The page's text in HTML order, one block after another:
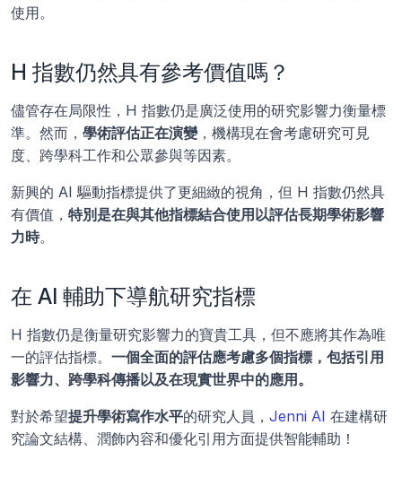
使用。
H 指數仍然具有參考價值嗎？
儘管存在局限性，H 指數仍是廣泛使用的研究影響力衡量標
準。然而， 學術評估正在演變，機構現在會考慮研究可見
度、跨學科工作和公眾參與等因素。
新興的 AI 驅動指標提供了更細緻的視角，但 H 指數仍然具
有價值， 特別是在與其他指標結合使用以評估長期學術影響
力時。
在 AI 輔助下導航研究指標
H 指數仍是衡量研究影響力的寶貴工具，但不應將其作為唯
一的評估指標。 一個全面的評估應考慮多個指標，包括引用
影響力、跨學科傳播以及在現實世界中的應用。
對於希望提升學術寫作水平的研究人員， Jenni AI 在建構研
究論文結構、潤飾內容和優化引用方面提供智能輔助！